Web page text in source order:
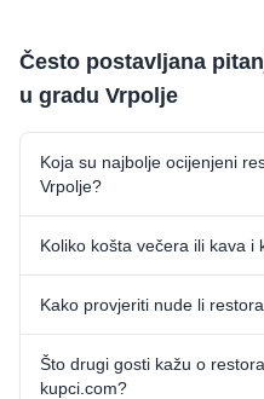
Često postavljana
u gradu Vrpolje
Koja su najbolje ocijenjeni
Vrpolje?
Koliko košta večera ili kava i
Kako provjeriti nude li
Što drugi gosti kažu o
kupci.com?